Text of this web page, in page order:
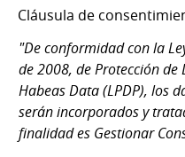
Cláusula de
"De conformidad con la
de 2008, de Protección de
Habeas Data (LPDP), los
serán incorporados y
finalidad es Gestionar